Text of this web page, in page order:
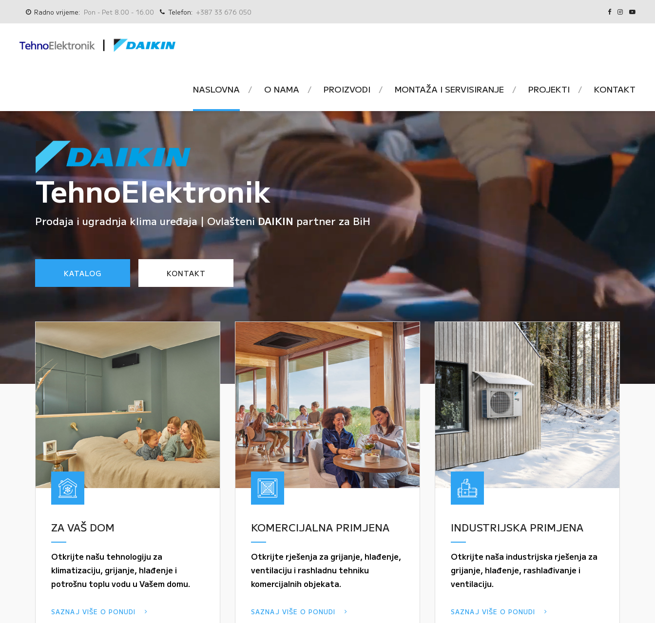
Radno vrijeme: Pon - Pet 8.00 - 16.00 Telefon: +387 33 676 050
NASLOVNA O NAMA PROIZVODI MONTAŽA I SERVISIRANJE PROJEKTI KONTAKT
TehnoElektronik
Prodaja i ugradnja klima uređaja | OvlašteniDAIKIN partner za BiH
KATALOG KONTAKT
ZA VAŠ DOM
Otkrijte našu tehnologiju za
klimatizaciju, grijanje, hlađenje i
potrošnu toplu vodu u Vašem domu.
SAZNAJ VIŠE O PONUDI
KOMERCIJALNA PRIMJENA
Otkrijte rješenja za grijanje, hlađenje,
ventilaciju i rashladnu tehniku
komercijalnih objekata.
SAZNAJ VIŠE O PONUDI
INDUSTRIJSKA PRIMJENA
Otkrijte naša industrijska rješenja za
grijanje, hlađenje, rashlađivanje i
ventilaciju.
SAZNAJ VIŠE O PONUDI